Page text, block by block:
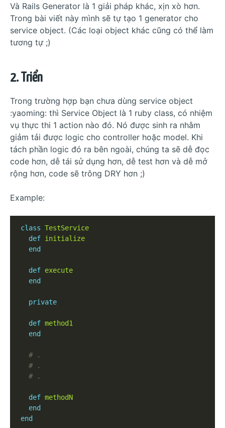
Và Rails Generator là 1 giải pháp khác, xịn xò hơn.
Trong bài viết này mình sẽ tự tạo 1 generator cho
service object. (Các loại object khác cũng có thể làm
tương tự ;)
2. Triển
Trong trường hợp bạn chưa dùng service object
:yaoming: thì Service Object là 1 ruby class, có nhiệm
vụ thực thi 1 action nào đó. Nó được sinh ra nhằm
giảm tải được logic cho controller hoặc model. Khi
tách phần logic đó ra bên ngoài, chúng ta sẽ dễ đọc
code hơn, dễ tái sử dụng hơn, dễ test hơn và dễ mở
rộng hơn, code sẽ trông DRY hơn ;)
Example:
class TestService
def initialize
end
def execute
end
private
def method1
end
# .
# .
# .
def methodN
end
end